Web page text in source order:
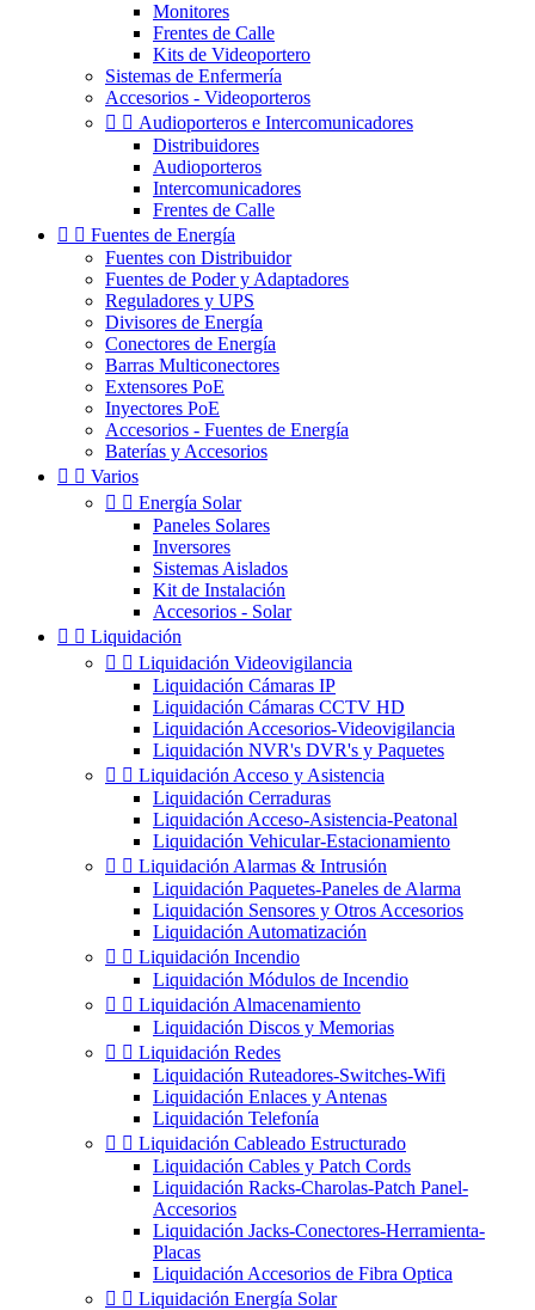
Monitores
Frentes de Calle
Kits de Videoportero
Sistemas de Enfermería
Accesorios - Videoporteros
  Audioporteros e Intercomunicadores
Distribuidores
Audioporteros
Intercomunicadores
Frentes de Calle
  Fuentes de Energía
Fuentes con Distribuidor
Fuentes de Poder y Adaptadores
Reguladores y UPS
Divisores de Energía
Conectores de Energía
Barras Multiconectores
Extensores PoE
Inyectores PoE
Accesorios - Fuentes de Energía
Baterías y Accesorios
  Varios
  Energía Solar
Paneles Solares
Inversores
Sistemas Aislados
Kit de Instalación
Accesorios - Solar
  Liquidación
  Liquidación Videovigilancia
Liquidación Cámaras IP
Liquidación Cámaras CCTV HD
Liquidación Accesorios-Videovigilancia
Liquidación NVR's DVR's y Paquetes
  Liquidación Acceso y Asistencia
Liquidación Cerraduras
Liquidación Acceso-Asistencia-Peatonal
Liquidación Vehicular-Estacionamiento
  Liquidación Alarmas & Intrusión
Liquidación Paquetes-Paneles de Alarma
Liquidación Sensores y Otros Accesorios
Liquidación Automatización
  Liquidación Incendio
Liquidación Módulos de Incendio
  Liquidación Almacenamiento
Liquidación Discos y Memorias
  Liquidación Redes
Liquidación Ruteadores-Switches-Wifi
Liquidación Enlaces y Antenas
Liquidación Telefonía
  Liquidación Cableado Estructurado
Liquidación Cables y Patch Cords
Liquidación Racks-Charolas-Patch Panel-
Accesorios
Liquidación Jacks-Conectores-Herramienta-
Placas
Liquidación Accesorios de Fibra Optica
  Liquidación Energía Solar